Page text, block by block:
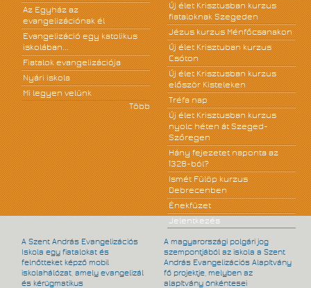
Az Egyház az
evangelizációnak él
Evangelizáció egy katolikus
iskolában...
Fiatalok evangelizációja
Nyári iskola
Mi legyen velünk
Több
Új élet Krisztusban kurzus
fiataloknak Szegeden
Jézus kurzus Ménfőcsanakon
Új élet Krisztuban kurzus
Csóton
Új élet Krisztusban kurzus
először Kisteleken
Tréfa nap
Új élet Krisztusban kurzus
nyolc héten át Szeged-
Szőregen
Hány fejezetet naponta az
1328-ból?
Ismét Fülöp kurzus
Debrecenben
Énekfüzet
Jelentkezés
A Szent András Evangelizációs
Iskola egy fiatalokat és
felnőtteket képző mobil
iskolahálózat, amely evangelizál
és kérügmatikus
A magyarországi polgári jog
szempontjából az iskola a Szent
András Evangelizációs Alapítvány
fő projektje, melyben az
alapítvány önkéntesei